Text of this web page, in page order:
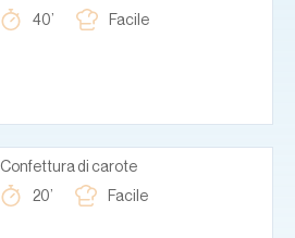
40’
Facile
Confettura di carote
20’
Facile